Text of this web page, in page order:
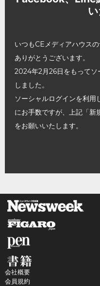
いつもCEメディアハウス
ありがとうございます。
2024年2月26日をもってソ
しました。
ソーシャルログインを利用
にお手数ですが、上記「新
をお願いいたします。
会社概要
会員規約